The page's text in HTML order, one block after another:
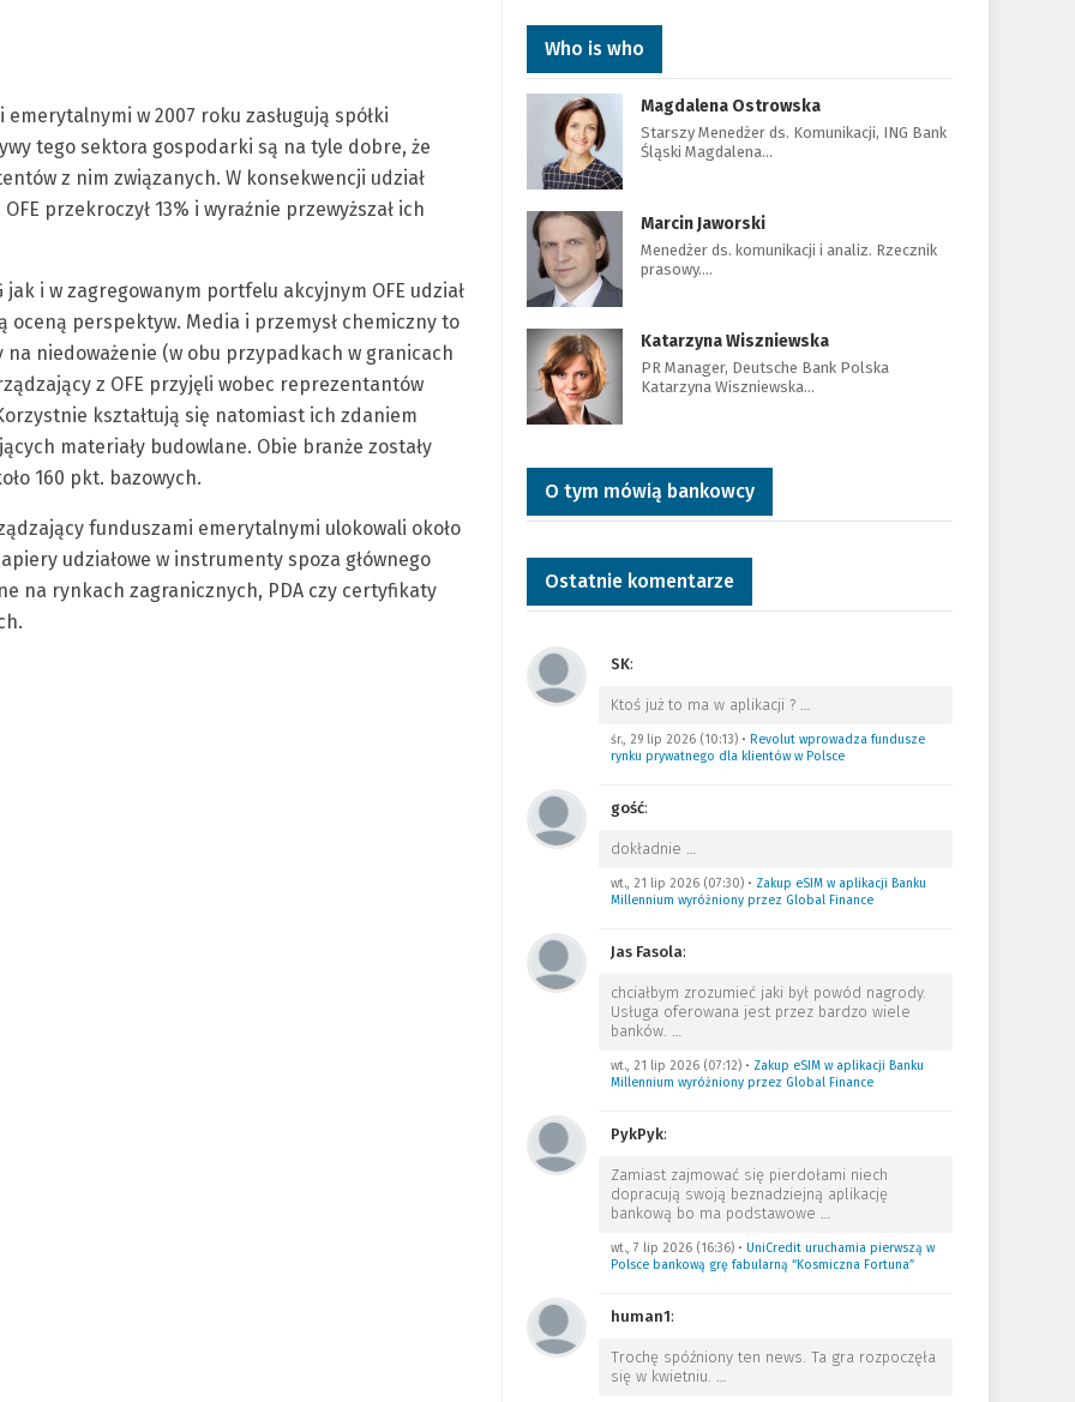
w 2007 roku zasługują spółki
tego sektora gospodarki są na tyle dobre, że
z nim związanych. W konsekwencji udział
przekroczył 13% i wyraźnie przewyższał ich
i w zagregowanym portfelu akcyjnym OFE udział
oceną perspektyw. Media i przemysł chemiczny to
na niedoważenie (w obu przypadkach w granicach
z OFE przyjęli wobec reprezentantów
kształtują się natomiast ich zdaniem
materiały budowlane. Obie branże zostały
160 pkt. bazowych.
funduszami emerytalnymi ulokowali około
udziałowe w instrumenty spoza głównego
na rynkach zagranicznych, PDA czy certyfikaty
Who is who
Magdalena Ostrowska
Starszy Menedżer ds. Komunikacji, ING Bank
Śląski Magdalena…
Marcin Jaworski
Menedżer ds. komunikacji i analiz. Rzecznik
prasowy.…
Katarzyna Wiszniewska
PR Manager, Deutsche Bank Polska
Katarzyna Wiszniewska…
O tym mówią bankowcy
Ostatnie komentarze
SK:
Ktoś już to ma w aplikacji ? …
śr., 29 lip 2026 (10:13)• Revolut wprowadza fundusze
rynku prywatnego dla klientów w Polsce
gość:
dokładnie …
wt., 21 lip 2026 (07:30)• Zakup eSIM w aplikacji Banku
Millennium wyróżniony przez Global Finance
Jas Fasola:
chciałbym zrozumieć jaki był powód nagrody.
Usługa oferowana jest przez bardzo wiele
banków. …
wt., 21 lip 2026 (07:12)• Zakup eSIM w aplikacji Banku
Millennium wyróżniony przez Global Finance
PykPyk:
Zamiast zajmować się pierdołami niech
dopracują swoją beznadziejną aplikację
bankową bo ma podstawowe …
wt., 7 lip 2026 (16:36)• UniCredit uruchamia pierwszą w
Polsce bankową grę fabularną “Kosmiczna Fortuna”
human1:
Trochę spóźniony ten news. Ta gra rozpoczęła
się w kwietniu. …